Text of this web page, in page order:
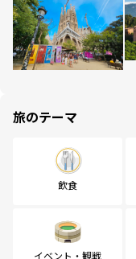
旅のテーマ
飲食
イベント・観戦